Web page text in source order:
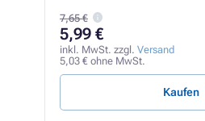
7,65 €
5,99 €
inkl. MwSt. zzgl. Versand
5,03 € ohne MwSt.
Kaufen